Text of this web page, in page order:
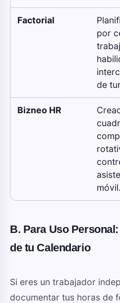
Factorial
por
de
Bizneo HR
móvil.
B. Para Uso
de tu Calendario
Si eres un trabajador
documentar tus horas de